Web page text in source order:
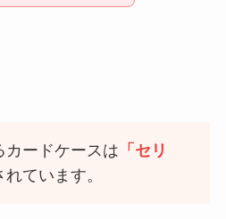
カードケースは 「セリ
ています。